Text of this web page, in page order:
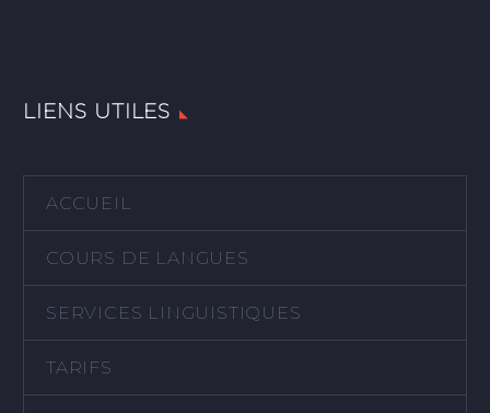
LIENS UTILES
ACCUEIL
COURS DE LANGUES
SERVICES LINGUISTIQUES
TARIFS